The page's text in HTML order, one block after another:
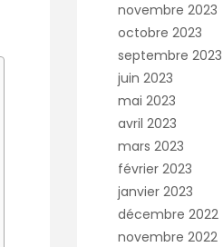
novembre 2023
octobre 2023
septembre 2023
juin 2023
mai 2023
avril 2023
mars 2023
février 2023
janvier 2023
décembre 2022
novembre 2022